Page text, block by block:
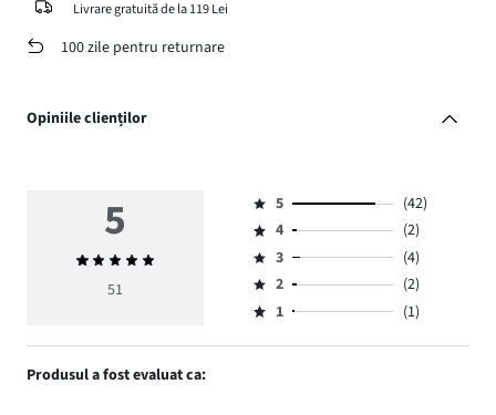
Livrare gratuită de la 119 Lei
100 zile pentru returnare
Opiniile clienților
5
Evaluarea
medie
51
Evaluare
5,
numărul
de
voturi
42.
5
(42)
Evaluare
4,
numărul
de
2.
4
(2)
Evaluare
3,
numărul
3
(4)
Evaluare
2,
2
(2)
Evaluare
1,
1 (1)
Produsul a fost evaluat ca: